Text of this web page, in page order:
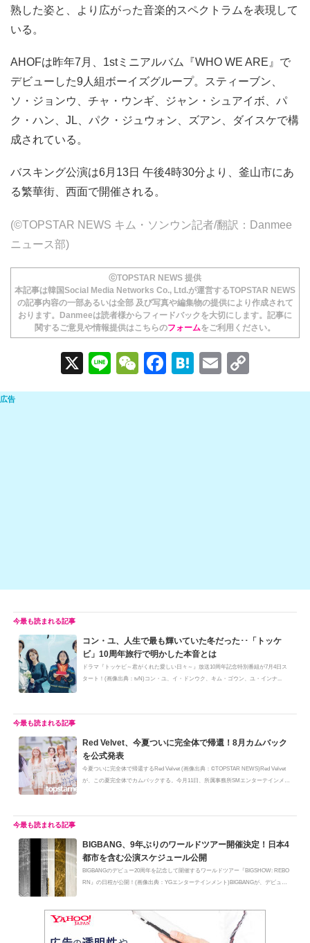
熟した姿と、より広がった音楽的スペクトラムを表現して
いる。
AHOFは昨年7月、1stミニアルバム『WHO WE ARE』で
デビューした9人組ボーイズグループ。スティーブン、
ソ・ジョンウ、チャ・ウンギ、ジャン・シュアイボ、パ
ク・ハン、JL、パク・ジュウォン、ズアン、ダイスケで構
成されている。
バスキング公演は6月13日 午後4時30分より、釜山市にあ
る繁華街、西面で開催される。
(©TOPSTAR NEWS キム・ソンウン記者/翻訳：Danmee
ニュース部)
ⓒTOPSTAR NEWS 提供
本記事は韓国Social Media Networks Co., Ltd.が運営するTOPSTAR NEWS
の記事内容の一部あるいは全部 及び写真や編集物の提供により作成されて
おります。Danmeeは読者様からフィードバックを大切にします。記事に
関するご意見や情報提供はこちらのフォームをご利用ください。
X
Li
n
W
e
F
a
H
at
E
m o
コン・ユ、人生で最も輝いていた冬だった･･「トッケ
ビ」10周年旅行で明かした本音とは
ドラマ『トッケビ～君がくれた愛しい日々～』放送10周年記念特別番組が7月4日ス
タート！(画像出典：tvN)コン・ユ、イ・ドンウク、キム・ゴウン、ユ・インナ...
Red Velvet、今夏ついに完全体で帰還！8月カムバック
を公式発表
今夏ついに完全体で帰還するRed Velvet (画像出典：©TOPSTAR NEWS)Red Velvet
が、この夏完全体でカムバックする。今月11日、所属事務所SMエンターテインメ
BIGBANG、9年ぶりのワールドツアー開催決定！日本4
都市を含む公演スケジュール公開
BIGBANGのデビュー20周年を記念して開催するワールドツアー『BIGSHOW: REBO
RN』の日程が公開！(画像出典：YGエンターテインメント)BIGBANGが、デビュー2